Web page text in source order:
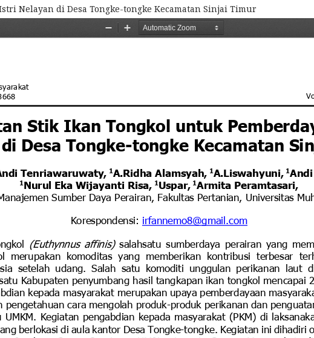
Nelayan di Desa Tongke-tongke Kecamatan Sinjai Timur